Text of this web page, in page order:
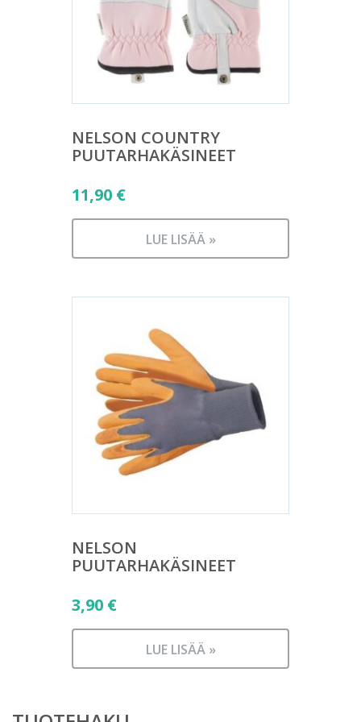
NELSON COUNTRY
PUUTARHAKÄSINEET
11,90 €
LUE LISÄÄ »
NELSON
PUUTARHAKÄSINEET
3,90 €
LUE LISÄÄ »